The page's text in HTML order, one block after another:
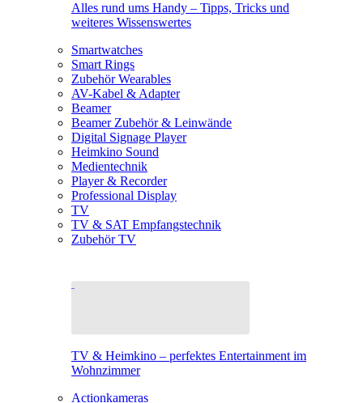
Alles rund ums Handy – Tipps, Tricks und
weiteres Wissenswertes
Smartwatches
Smart Rings
Zubehör Wearables
AV-Kabel & Adapter
Beamer
Beamer Zubehör & Leinwände
Digital Signage Player
Heimkino Sound
Medientechnik
Player & Recorder
Professional Display
TV
TV & SAT Empfangstechnik
Zubehör TV
TV & Heimkino – perfektes Entertainment im
Wohnzimmer
Actionkameras